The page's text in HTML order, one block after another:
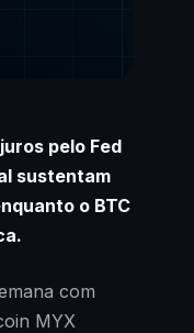
pelo Fed
sustentam
o BTC
com
MYX